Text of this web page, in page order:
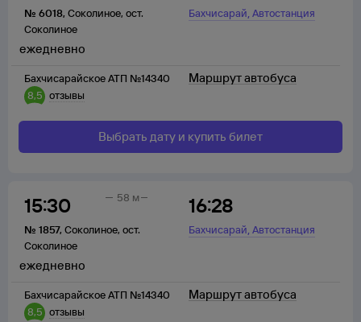
№ 6018, Соколиное, ост.
Соколиное
Бахчисарай,Автостанция
Бахчисарайское АТП №14340
8,5 отзывы
ежедневно
Маршрут автобуса
Выбрать дату и купить билет
15:30
№ 1857, Соколиное, ост.
Соколиное
16:28
Бахчисарай,Автостанция
58 м
Бахчисарайское АТП №14340
8,5 отзывы
ежедневно
Маршрут автобуса